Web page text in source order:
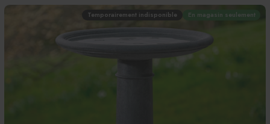
Temporairement indisponible En magasin seulement